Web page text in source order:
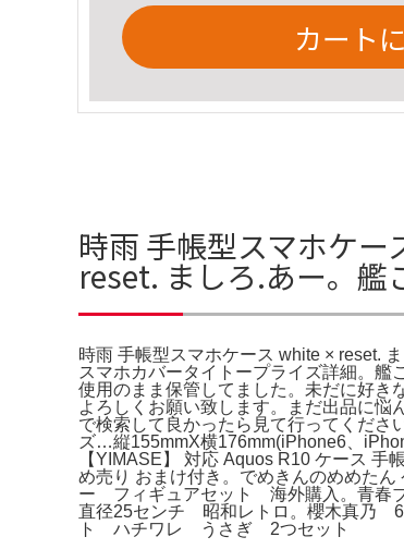
カート
時雨 手帳型スマホケ
reset. ましろ.あー。艦
時雨 手帳型スマホケース white × reset.
スマホカバータイトープライズ詳細。艦
使用のまま保管してました。未だに好き
よろしくお願い致します。まだ出品に
で検索して良かったら見て行ってくださ
ズ…縦155mmX横176mm(iPhone6、
【YIMASE】 対応 Aquos R10 ケース
め売り おまけ付き。でめきんのめめた
ー フィギュアセット 海外購入。青春
直径25センチ 昭和レトロ。櫻木真乃
ト ハチワレ うさぎ 2つセット